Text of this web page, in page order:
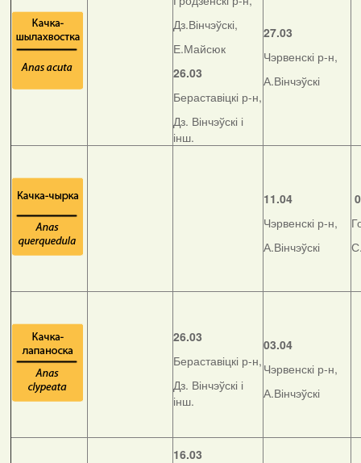
Дз.Вінчэўскі,
Е.Майсюк
26.03
Бераставіцкі р-н,
Дз. Вінчэўскі і
інш.
27.03
Чэрвенскі р-н,
А.Вінчэўскі
11.04
Чэрвенскі р-н,
А.Вінчэўскі
26.03
Бераставіцкі р-н,
Дз. Вінчэўскі і
інш.
03.04
Чэрвенскі р-н,
А.Вінчэўскі
16.03